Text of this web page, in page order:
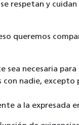
se respetan y
queremos
necesaria
nadie, excepto
a la expresada